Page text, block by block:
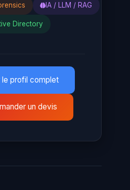
IA / LLM / RAG
Directory
le profil complet
un devis